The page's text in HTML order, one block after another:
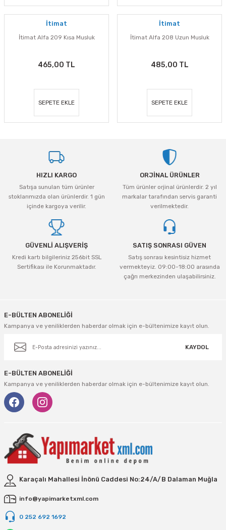
İtimat
İtimat Alfa 209 Kısa Musluk
465,00 TL
SEPETE EKLE
İtimat
İtimat Alfa 208 Uzun Musluk
485,00 TL
SEPETE EKLE
HIZLI KARGO
Satışa sunulan tüm ürünler
stoklarımızda olan ürünlerdir. 1 gün
içinde kargoya verilir.
ORJİNAL ÜRÜNLER
Tüm ürünler orjinal ürünlerdir. 2 yıl
markalar tarafından servis garanti
verilmektedir.
GÜVENLİ ALIŞVERİŞ
Kredi kartı bilgileriniz 256bit SSL
Sertifikası ile Korunmaktadır.
SATIŞ SONRASI GÜVEN
Satış sonrası kesintisiz hizmet
vermekteyiz. 09:00-18:00 arasında
çağrı merkezinden ulaşabilirsiniz.
E-BÜLTEN ABONELİĞİ
Kampanya ve yeniliklerden haberdar olmak için e-bültenimize kayıt olun.
KAYDOL
E-BÜLTEN ABONELİĞİ
Kampanya ve yeniliklerden haberdar olmak için e-bültenimize kayıt olun.
Karaçalı Mahallesi İnönü Caddesi No:24/A/B Dalaman Muğla
info@yapimarketxml.com
0 252 692 1692